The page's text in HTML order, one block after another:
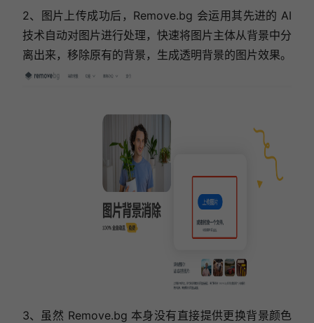
2、图片上传成功后，Remove.bg 会运用其先进的 AI
技术自动对图片进行处理，快速将图片主体从背景中分
离出来，移除原有的背景，生成透明背景的图片效果。
3、虽然 Remove.bg 本身没有直接提供更换背景颜色